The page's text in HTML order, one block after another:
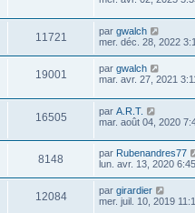
11721 par gwalch
mer. déc. 28, 2022
19001 par gwalch
mar. avr. 27, 2021
16505 par A.R.T.
mar. août 04, 2020
8148 par Rubenandres77
lun. avr. 13, 2020
12084 par girardier
mer. juil. 10, 2019